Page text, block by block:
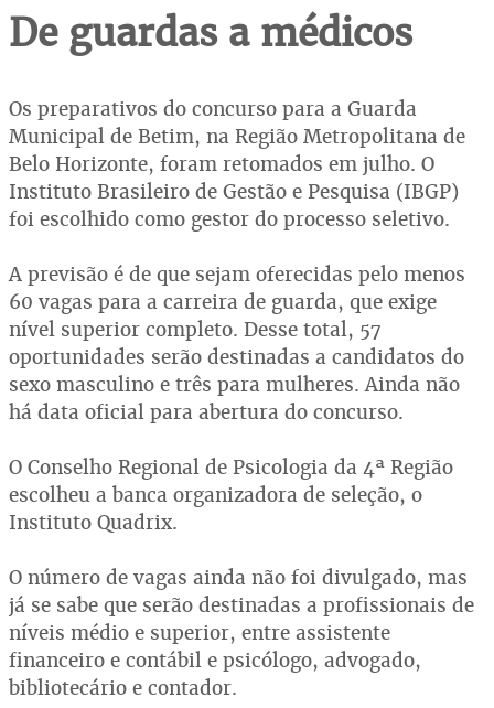
De guardas a médicos
Os preparativos do concurso para a Guarda
Municipal de Betim, na Região Metropolitana de
Belo Horizonte, foram retomados em julho. O
Instituto Brasileiro de Gestão e Pesquisa (IBGP)
foi escolhido como gestor do processo seletivo.
A previsão é de que sejam oferecidas pelo menos
60 vagas para a carreira de guarda, que exige
nível superior completo. Desse total, 57
oportunidades serão destinadas a candidatos do
sexo masculino e três para mulheres. Ainda não
há data oficial para abertura do concurso.
O Conselho Regional de Psicologia da 4ª Região
escolheu a banca organizadora de seleção, o
Instituto Quadrix.
O número de vagas ainda não foi divulgado, mas
já se sabe que serão destinadas a profissionais de
níveis médio e superior, entre assistente
financeiro e contábil e psicólogo, advogado,
bibliotecário e contador.